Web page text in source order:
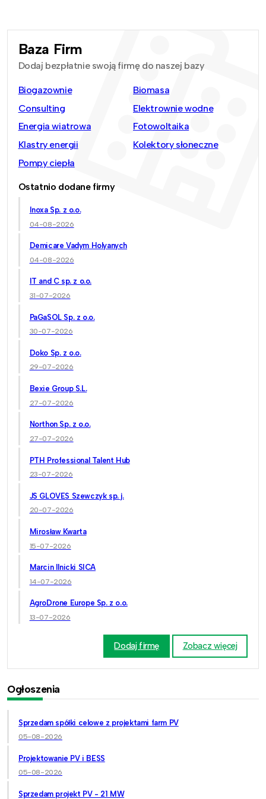
Baza Firm
Dodaj bezpłatnie swoją firmę do naszej bazy
Biogazownie
Biomasa
Consulting
Elektrownie wodne
Energia wiatrowa
Fotowoltaika
Klastry energii
Kolektory słoneczne
Pompy ciepła
Ostatnio dodane firmy
Inoxa Sp. z o.o.
04-08-2026
Demicare Vadym Holyanych
04-08-2026
IT and C sp. z o.o.
31-07-2026
PaGaSOL Sp. z o.o.
30-07-2026
Doko Sp. z o.o.
29-07-2026
Bexie Group S.L.
27-07-2026
Northon Sp. z o.o.
27-07-2026
PTH Professional Talent Hub
23-07-2026
JS GLOVES Szewczyk sp. j.
20-07-2026
Mirosław Kwarta
15-07-2026
Marcin Ilnicki SICA
14-07-2026
AgroDrone Europe Sp. z o.o.
13-07-2026
Dodaj firmę Zobacz więcej
Ogłoszenia
Sprzedam spółki celowe z projektami farm PV
05-08-2026
Projektowanie PV i BESS
05-08-2026
Sprzedam projekt PV - 21 MW